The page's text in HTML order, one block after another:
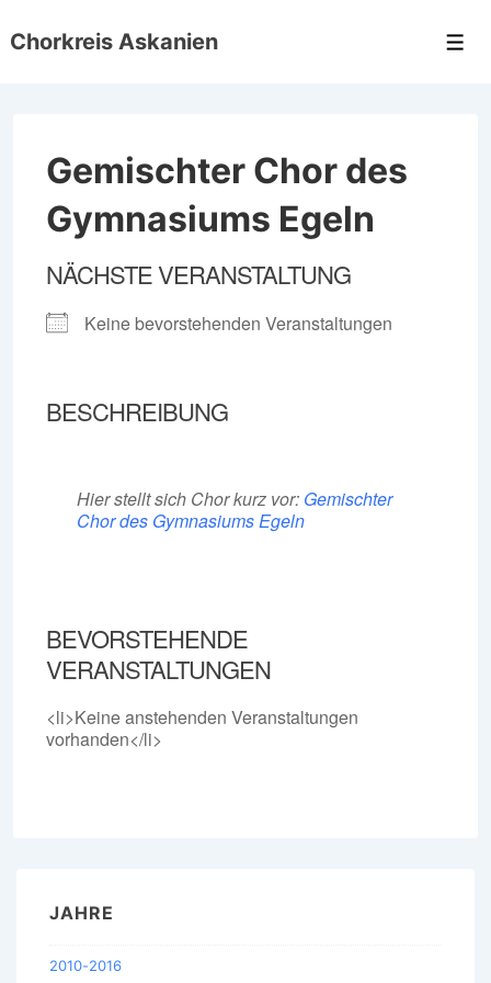
Zum
Chorkreis Askanien
Gemischter Chor des
Gymnasiums Egeln
NÄCHSTE VERANSTALTUNG
Keine bevorstehenden Veranstaltungen
BESCHREIBUNG
Hier stellt sich Chor kurz vor: Gemischter
Chor des Gymnasiums Egeln
BEVORSTEHENDE
VERANSTALTUNGEN
<li>Keine anstehenden Veranstaltungen
vorhanden</li>
JAHRE
2010-2016